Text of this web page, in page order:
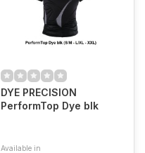
DYE PRECISION
PerformTop Dye blk
Available in